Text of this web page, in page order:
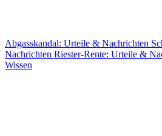
Abgasskandal: Urteile & Nachrichten
Nachrichten Riester-Rente: Urteile &
Wissen